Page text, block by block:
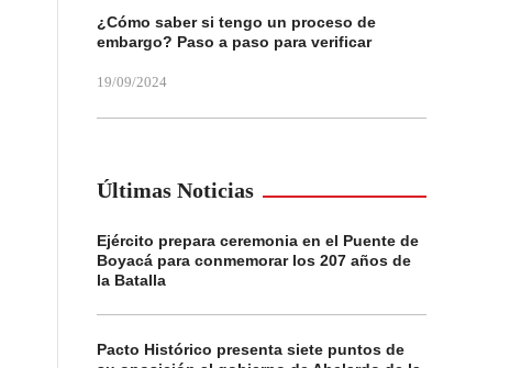
¿Cómo saber si tengo un proceso de
embargo? Paso a paso para verificar
19/09/2024
Últimas Noticias
Ejército prepara ceremonia en el Puente de
Boyacá para conmemorar los 207 años de
la Batalla
Pacto Histórico presenta siete puntos de